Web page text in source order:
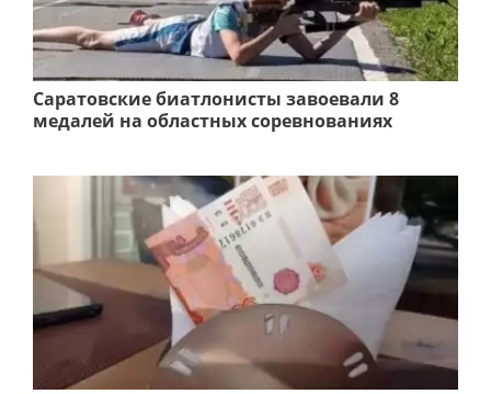
Саратовские биатлонисты завоевали 8
медалей на областных соревнованиях